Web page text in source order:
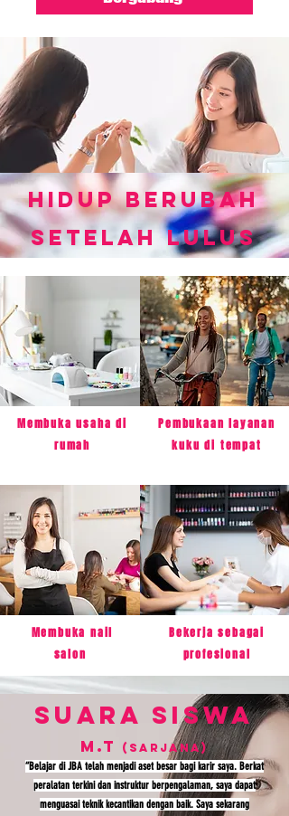
Hidup berubah
setelah lulus
Membuka usaha di
rumah
Membuka nail
salon
Pembukaan layanan
kuku di tempat
Bekerja sebagai
profesional
Suara siswa
M.T (Sarjana)
“Belajar di JBA telah menjadi aset besar bagi karir saya. Berkat
peralatan terkini dan instruktur berpengalaman, saya dapat
menguasai teknik kecantikan dengan baik. Saya sekarang